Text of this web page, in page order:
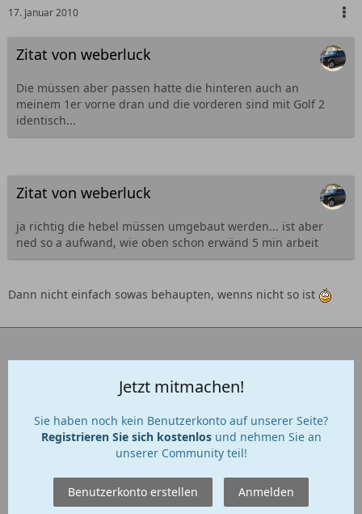
17. Januar 2010
Zitat von weberluck
Die müssen aber passen hatte die hinteren auch an
meinem 1er vorne dran und die vorderen sind mit Golf 2
identisch...
Zitat von weberluck
ja richtig die hebel müssen umgebaut werden... ist aber
ned so a aufwand, wie oben schon erwänd 5 min arbeit
Dann nicht einfach sowas behaupten, wenns nicht so ist
Jetzt mitmachen!
Sie haben noch kein Benutzerkonto auf unserer Seite?
Registrieren Sie sich kostenlosund nehmen Sie an
unserer Community teil!
Benutzerkonto erstellen Anmelden